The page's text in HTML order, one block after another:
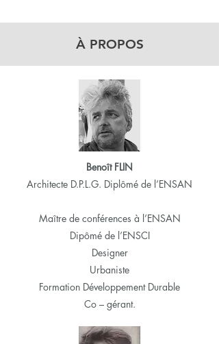
À PROPOS
Benoît FLIN
Architecte D.P.L.G. Diplômé de l’ENSAN
Maître de conférences à l’ENSAN
Dipômé de l’ENSCI
Designer
Urbaniste
Formation Développement Durable
Co – gérant.